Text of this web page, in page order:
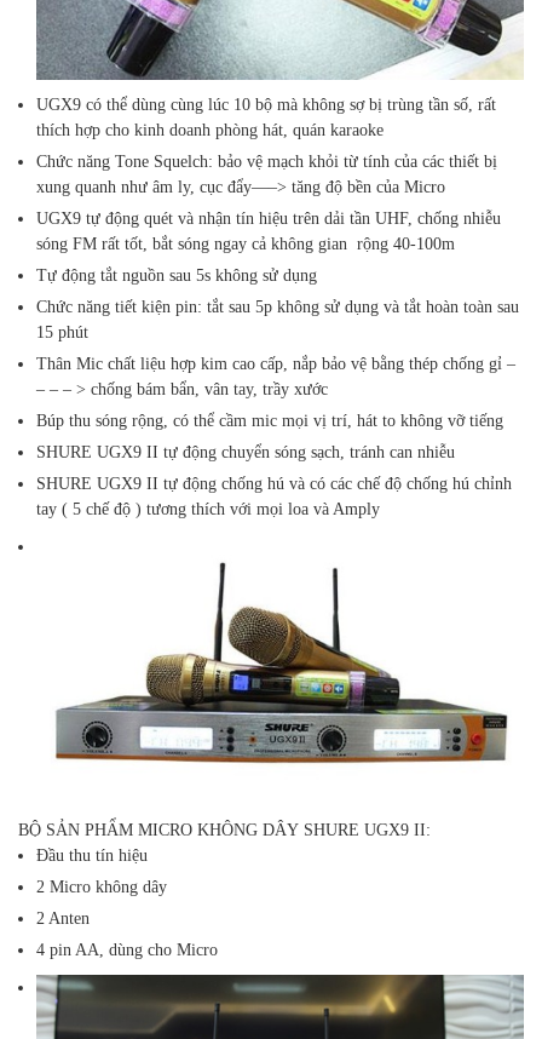
UGX9 có thể dùng cùng lúc 10 bộ mà không sợ bị trùng tần số, rất
thích hợp cho kinh doanh phòng hát, quán karaoke
Chức năng Tone Squelch: bảo vệ mạch khỏi từ tính của các thiết bị
xung quanh như âm ly, cục đẩy—–> tăng độ bền của Micro
UGX9 tự động quét và nhận tín hiệu trên dải tần UHF, chống nhiễu
sóng FM rất tốt, bắt sóng ngay cả không gian rộng 40-100m
Tự động tắt nguồn sau 5s không sử dụng
Chức năng tiết kiện pin: tắt sau 5p không sử dụng và tắt hoàn toàn sau
15 phút
Thân Mic chất liệu hợp kim cao cấp, nắp bảo vệ bằng thép chống gỉ –
– – – > chống bám bẩn, vân tay, trầy xước
Búp thu sóng rộng, có thể cầm mic mọi vị trí, hát to không vỡ tiếng
SHURE UGX9 II tự động chuyển sóng sạch, tránh can nhiễu
SHURE UGX9 II tự động chống hú và có các chế độ chống hú chỉnh
tay ( 5 chế độ ) tương thích với mọi loa và Amply
BỘ SẢN PHẨM MICRO KHÔNG DÂY SHURE UGX9 II:
Đầu thu tín hiệu
2 Micro không dây
2 Anten
4 pin AA, dùng cho Micro